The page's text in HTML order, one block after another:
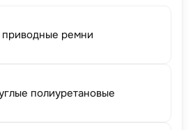
приводные ремни
полиуретановые